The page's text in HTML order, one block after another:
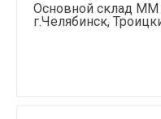
Основной склад ММ
г.Челябинск,